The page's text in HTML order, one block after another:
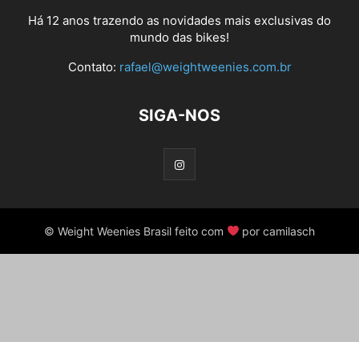
Há 12 anos trazendo as novidades mais exclusivas do
mundo das bikes!
Contato: rafael@weightweenies.com.br
SIGA-NOS
© Weight Weenies Brasil feito com por camilasch